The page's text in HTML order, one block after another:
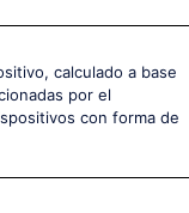
calculado a base
por el
con forma de